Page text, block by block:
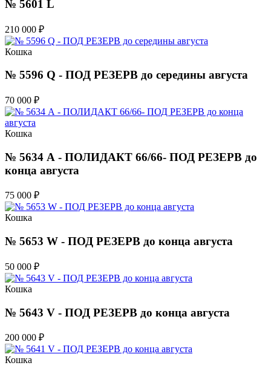
№ 5601 L
210 000 ₽
Кошка
№ 5596 Q - ПОД РЕЗЕРВ до середины августа
70 000 ₽
Кошка
№ 5634 А - ПОЛИДАКТ 66/66- ПОД РЕЗЕРВ до
конца августа
75 000 ₽
Кошка
№ 5653 W - ПОД РЕЗЕРВ до конца августа
50 000 ₽
Кошка
№ 5643 V - ПОД РЕЗЕРВ до конца августа
200 000 ₽
Кошка